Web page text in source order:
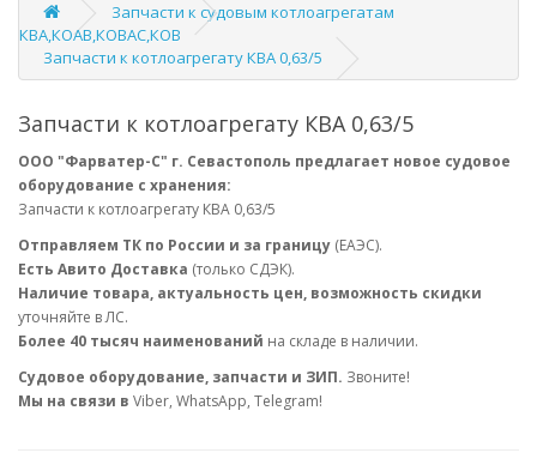
Запчасти к судовым котлоагрегатам
КВА,КОАВ,КОВАС,КОВ
Запчасти к котлоагрегату КВА 0,63/5
Запчасти к котлоагрегату КВА 0,63/5
ООО "Фарватер-С" г. Севастополь предлагает новое судовое
оборудование с хранения:
Запчасти к котлоагрегату КВА 0,63/5
Отправляем ТК по России и за границу (ЕАЭС).
Есть Авито Доставка (только СДЭК).
Наличие товара, актуальность цен, возможность скидки
уточняйте в ЛС.
Более 40 тысяч наименований на складе в наличии.
Судовое оборудование, запчасти и ЗИП. Звоните!
Мы на связи в Viber, WhatsApp, Telegram!